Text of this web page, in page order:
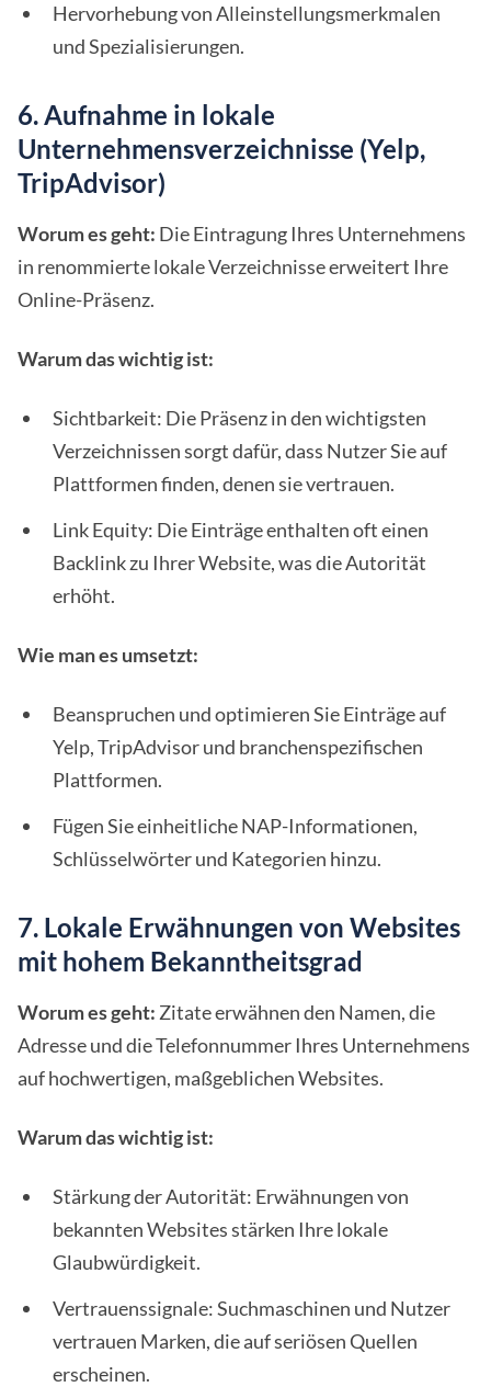
Hervorhebung von Alleinstellungsmerkmalen
und Spezialisierungen.
6. Aufnahme in lokale
Unternehmensverzeichnisse (Yelp,
TripAdvisor)
Worum es geht: Die Eintragung Ihres Unternehmens
in renommierte lokale Verzeichnisse erweitert Ihre
Online-Präsenz.
Warum das wichtig ist:
Sichtbarkeit: Die Präsenz in den wichtigsten
Verzeichnissen sorgt dafür, dass Nutzer Sie auf
Plattformen finden, denen sie vertrauen.
Link Equity: Die Einträge enthalten oft einen
Backlink zu Ihrer Website, was die Autorität
erhöht.
Wie man es umsetzt:
Beanspruchen und optimieren Sie Einträge auf
Yelp, TripAdvisor und branchenspezifischen
Plattformen.
Fügen Sie einheitliche NAP-Informationen,
Schlüsselwörter und Kategorien hinzu.
7. Lokale Erwähnungen von Websites
mit hohem Bekanntheitsgrad
Worum es geht: Zitate erwähnen den Namen, die
Adresse und die Telefonnummer Ihres Unternehmens
auf hochwertigen, maßgeblichen Websites.
Warum das wichtig ist:
Stärkung der Autorität: Erwähnungen von
bekannten Websites stärken Ihre lokale
Glaubwürdigkeit.
Vertrauenssignale: Suchmaschinen und Nutzer
vertrauen Marken, die auf seriösen Quellen
erscheinen.